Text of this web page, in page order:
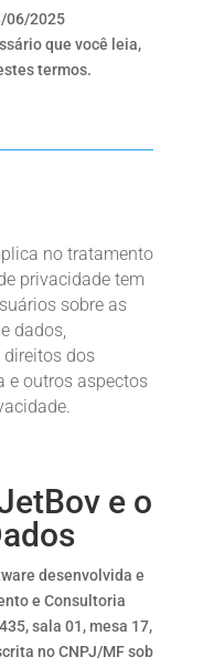
06/2025
que você leia,
termos.
no tratamento
privacidade tem
sobre as
dados,
direitos dos
e outros aspectos
e o
desenvolvida e
e Consultoria
sala 01, mesa 17,
no CNPJ/MF sob